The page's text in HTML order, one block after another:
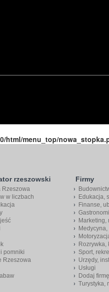
html/menu_top/
rzeszowski
Rzeszowa
w liczbach
pomniki
Rzeszowa
Firmy
Edukacja,
Finanse,
Marketing,
Rozrywka,
Sport,
Urzędy,
Usługi
Dodaj firmę
Turystyka,